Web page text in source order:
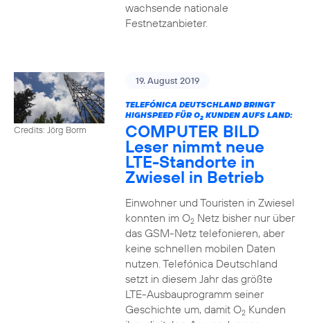
wachsende nationale
Festnetzanbieter.
Credits: Jörg Borm
19. August 2019
TELEFÓNICA DEUTSCHLAND BRINGT
HIGHSPEED FÜR O2KUNDEN AUFS LAND:
COMPUTER BILD
Leser nimmt neue
LTE-Standorte in
Zwiesel in Betrieb
Einwohner und Touristen in Zwiesel
konnten im O2Netz bisher nur über
das GSM-Netz telefonieren, aber
keine schnellen mobilen Daten
nutzen. Telefónica Deutschland
setzt in diesem Jahr das größte
LTE-Ausbauprogramm seiner
Geschichte um, damit O2Kunden